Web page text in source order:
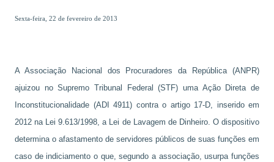
Sexta-feira, 22 de fevereiro de 2013
A Associação Nacional dos Procuradores da República (ANPR)
ajuizou no Supremo Tribunal Federal (STF) uma Ação Direta de
Inconstitucionalidade (ADI 4911) contra o artigo 17-D, inserido em
2012 na Lei 9.613/1998, a Lei de Lavagem de Dinheiro. O dispositivo
determina o afastamento de servidores públicos de suas funções em
caso de indiciamento o que, segundo a associação, usurpa funções